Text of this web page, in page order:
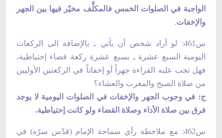
الواجبة في الصلوات الخمس فالمكلَّف مخيّر فيها بين الجهر
والإخفات.
س461: لو أراد شخص أن يأتي ـ بالإضافة الى الركعات
اليومية السبع عشرة ـ بسبع عشرة ركعة قضاء إحتياطية،
فهل تجب عليه القراءة جهراً أو إخفاتاً في الركعتين الأوليين
من صلاة الصبح والمغرب والعشاء؟
ج: في وجوب الجهر والإخفات في الصلوات اليومية لا يوجد
فرق بين صلاة الأداء وصلاة القضاء ولو كانت إحتياطية.
س462: مع ملاحظة رأي سماحة الإمام (قدّس سرّه) في